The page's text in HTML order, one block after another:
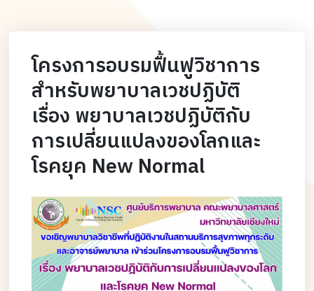
โครงการอบรมฟื้นฟูวิชาการ
สำหรับพยาบาลเวชปฏิบัติ
เรื่อง พยาบาลเวชปฏิบัติกับ
การเปลี่ยนแปลงของโลกและ
โรคยุค New Normal